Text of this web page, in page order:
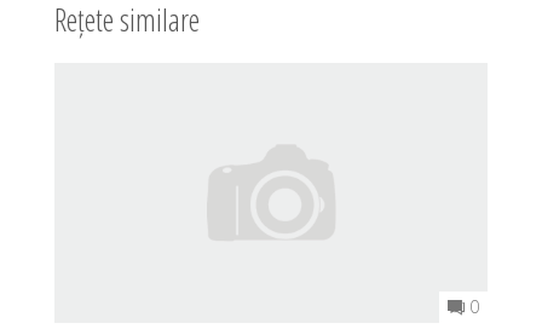
Rețete similare
0